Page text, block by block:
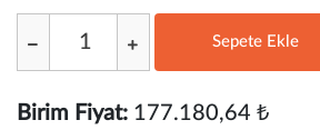
Sepete Ekle
Birim Fiyat: 177.180,64 ₺